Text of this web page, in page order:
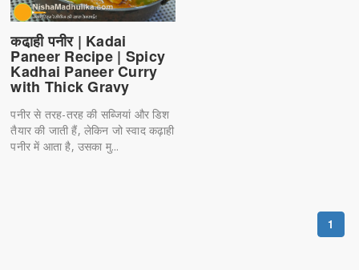
कढा़ही पनीर | Kadai
Paneer Recipe | Spicy
Kadhai Paneer Curry
with Thick Gravy
पनीर से तरह-तरह की सब्जियां और डिश
तैयार की जाती हैं, लेकिन जो स्वाद कढ़ाही
पनीर में आता है, उसका मु...
1